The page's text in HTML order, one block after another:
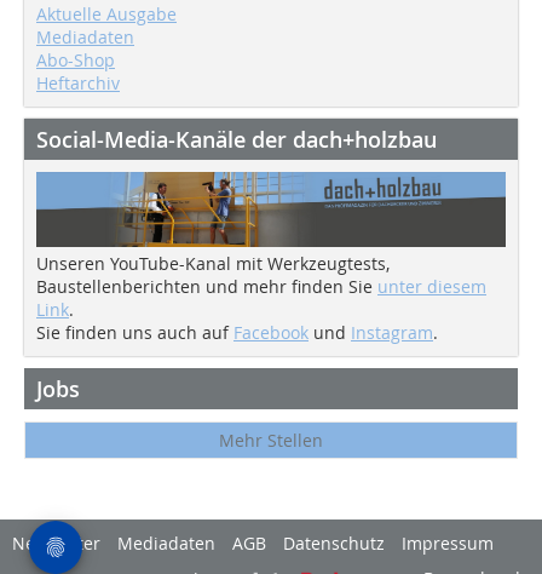
Aktuelle Ausgabe
Mediadaten
Abo-Shop
Heftarchiv
Social-Media-Kanäle der dach+holzbau
Unseren YouTube-Kanal mit Werkzeugtests,
Baustellenberichten und mehr finden Sie unter diesem
Link.
Sie finden uns auch auf Facebook und Instagram.
Jobs
Mehr Stellen
Newsletter Mediadaten AGB Datenschutz
Impressum